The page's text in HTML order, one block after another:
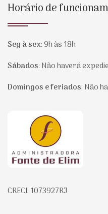
Horário de
Seg à sex:9h às 18h
Sábados: Não haverá
Domingos e feriados: Não
Página inicial
CRECI: 1073927RJ